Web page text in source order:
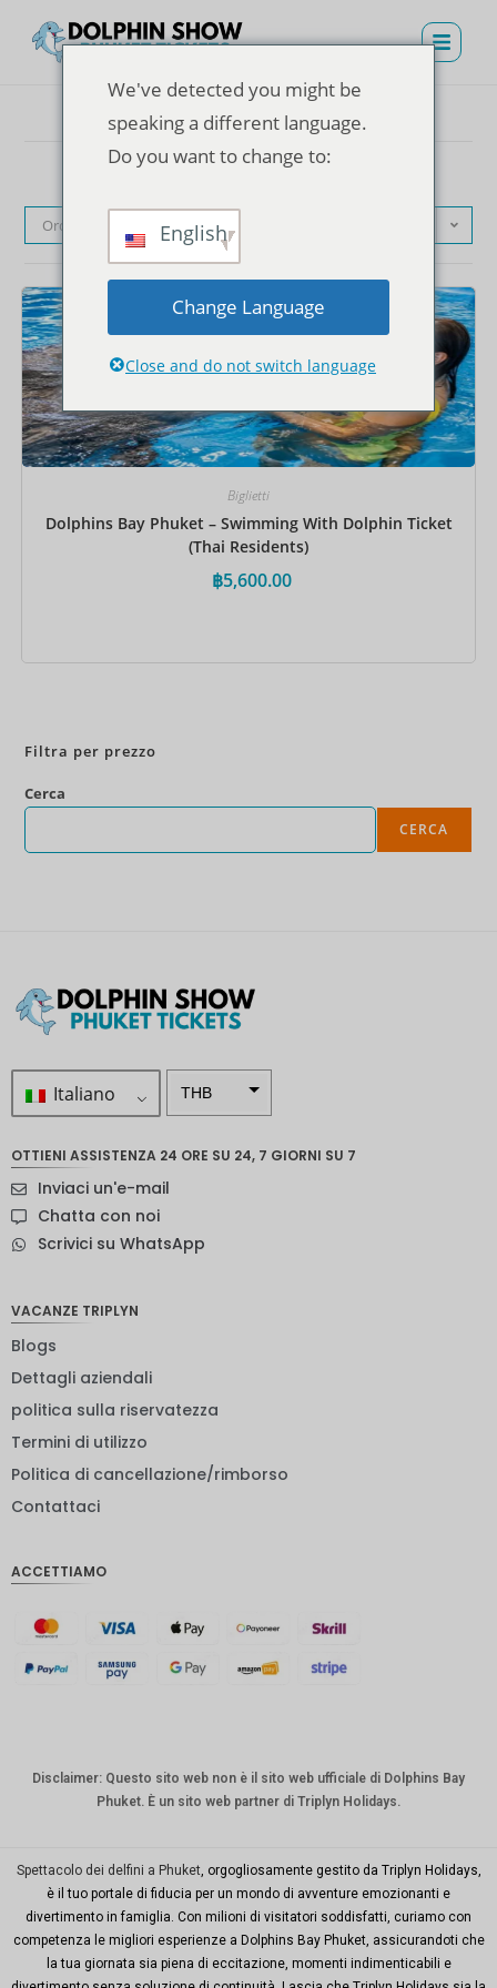
Ordinamento predefinito
Biglietti
Dolphins Bay Phuket – Swimming With Dolphin Ticket
(Thai Residents)
฿5,600.00
Filtra per prezzo
Cerca
CERCA
Italiano THB
neozelan
euro
rupia
indiana
danese
CHF
australia
Città di
New
York
TWD
OTTIENI ASSISTENZA 24 ORE SU 24, 7 GIORNI SU 7
Inviaci un'e-mail
Chatta con noi
Scrivici su WhatsApp
VACANZE TRIPLYN
Blogs
Dettagli aziendali
politica sulla riservatezza
Termini di utilizzo
Politica di cancellazione/rimborso
Contattaci
ACCETTIAMO
Disclaimer: Questo sito web non è il sito web ufficiale di Dolphins Bay
Phuket. È un sito web partner di Triplyn Holidays.
Spettacolo dei delfini a Phuket , orgogliosamente gestito da Triplyn Holidays,
è il tuo portale di fiducia per un mondo di avventure emozionanti e
divertimento in famiglia. Con milioni di visitatori soddisfatti, curiamo con
competenza le migliori esperienze a Dolphins Bay Phuket, assicurandoti che
la tua giornata sia piena di eccitazione, momenti indimenticabili e
We've detected you might be
speaking a different language.
Do you want to change to:
English
Change Language
Close and do not switch language